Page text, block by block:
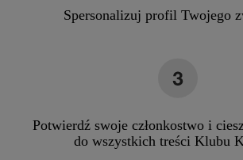
Spersonalizuj profil Twojego
Potwierdź swoje członkostwo i
do wszystkich treści Klubu